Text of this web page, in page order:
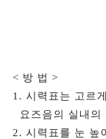
< 시
< 방 법 >
1. 시력표는 고르
요즈음의 실내의
2. 시력표를 눈 높